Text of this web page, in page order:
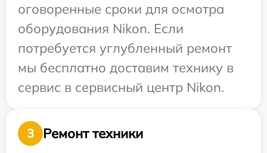
оговоренные сроки для осмотра
оборудования Nikon. Если
потребуется углубленный ремонт
мы бесплатно доставим технику в
сервис в сервисный центр Nikon.
3 Ремонт техники